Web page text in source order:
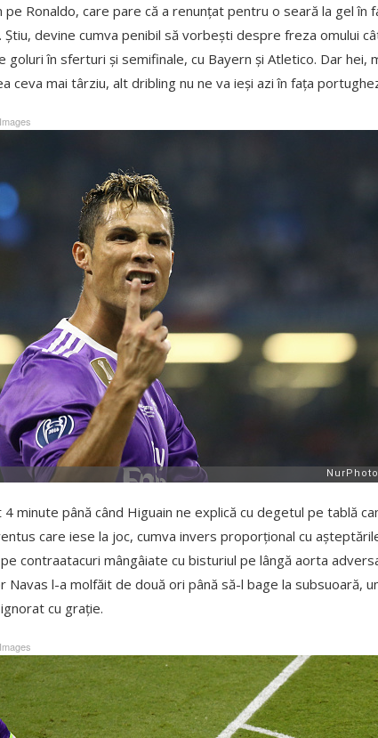
pe Ronaldo, care pare că a renunțat pentru o seară la gel în
devine cumva penibil să vorbești despre freza omului
goluri în sferturi și semifinale, cu Bayern și Atletico. Dar hei,
ceva mai târziu, alt dribling nu ne va ieși azi în fața
minute până când Higuain ne explică cu degetul pe tablă
care iese la joc, cumva invers proporțional cu
contraatacuri mângâiate cu bisturiul pe lângă aorta
Navas l-a molfăit de două ori până să-l bage la subsuoară,
cu grație.